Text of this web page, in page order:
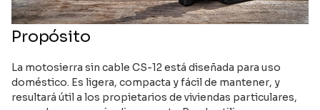
Propósito
La motosierra sin cable CS-12 está diseñada para uso
doméstico. Es ligera, compacta y fácil de mantener, y
resultará útil a los propietarios de viviendas particulares,